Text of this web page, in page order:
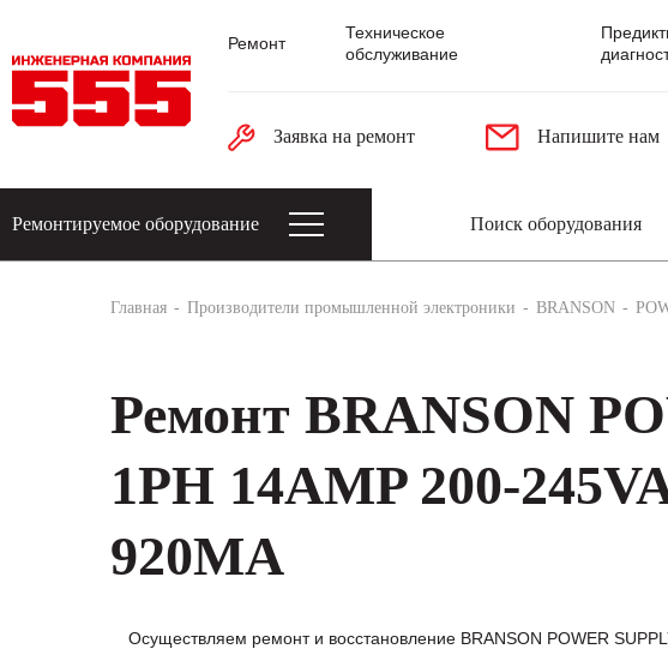
Ремонт
Техническое
обслуживание
Заявка на ремонт Напишите нам
Ремонтируемое оборудование
Главная Производители промышленной электроники BRANSON
Ремонт BRANSON
1PH 14AMP 200-
920MA
Осуществляем ремонт и восстановление BRANSON POWER